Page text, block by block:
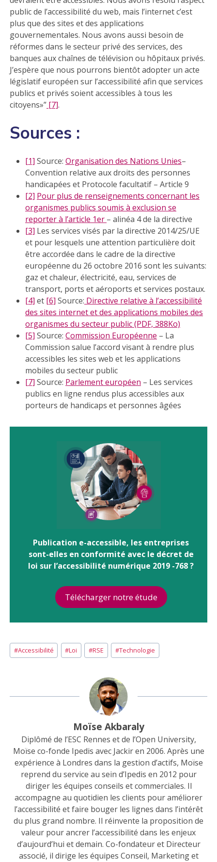
public de l’accessibilité du web, mais l’internet c’est
plus que des sites et des applications
gouvernementales. Nous avons aussi besoin de
réformes dans le secteur privé des services, des
banques aux chaînes de télévision ou hôpitaux privés.
J’espère que nous pourrons bientôt adopter un acte
législatif européen sur l’accessibilité afin que services
publics et privés soient accessibles à tous les
citoyens» [7].
Sources :
[1] Source: Organisation des Nations Unies–
Convention relative aux droits des personnes
handicapées et Protocole facultatif – Article 9
[2] Pour plus de renseignements concernant les
organismes publics soumis à exclusion se
reporter à l’article 1er – alinéa 4 de la directive
[3] Les services visés par la directive 2014/25/UE
et pour lesquels une attention particulière doit
être accordée dans le cadre de la directive
européenne du 26 octobre 2016 sont les suivants:
gaz et chaleur, électricité, eau, services de
transport, ports et aéroports et services postaux.
[4] et [6] Source: Directive relative à l’accessibilité
des sites internet et des applications mobiles des
organismes du secteur public (PDF, 388Ko)
[5] Source: Commission Européenne – La
Commission salue l’accord visant à rendre plus
accessibles les sites web et les applications
mobiles du secteur public
[7] Source: Parlement européen – Les services
publics en ligne rendus plus accessibles aux
porteurs de handicaps et personnes âgées
Publication e-accessible, les entreprises
sont-elles en conformité avec le décret de
loi sur l’accessibilité numérique 2019 -768 ?
Télécharger notre étude
Étiquettes
de
#Accessibilité #Loi #RSE #Technologie
Moïse Akbaraly
Diplômé de l’ESC Rennes et de l’Open University,
Moïse co-fonde Ipedis avec Jackir en 2006. Après une
expérience à Londres dans la gestion d’actifs, Moïse
reprend du service au sein d’Ipedis en 2012 pour
diriger les équipes conseils et commerciales. Il
accompagne au quotidien les clients pour améliorer
l’accessibilité et faire bouger les lignes dans l’intérêt
du plus grand nombre. Il réinvente la proposition de
valeur pour ancrer l’accessibilité dans les enjeux
d’aujourd’hui et demain. Co-fondateur et Directeur
associé, il dirige les équipes Conseil, Marketing et